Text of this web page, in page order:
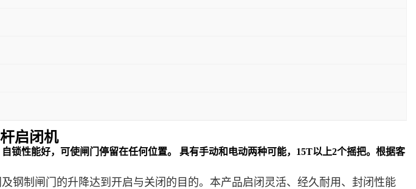
启闭机
锁性能好，可使闸门停留在任何位置。 具有手动和电动两种可能，15T以上2个摇把。根据客
及钢制 闸门 的升降达到开启与关闭的目的。本产品启闭灵活、经久耐用、封闭性能